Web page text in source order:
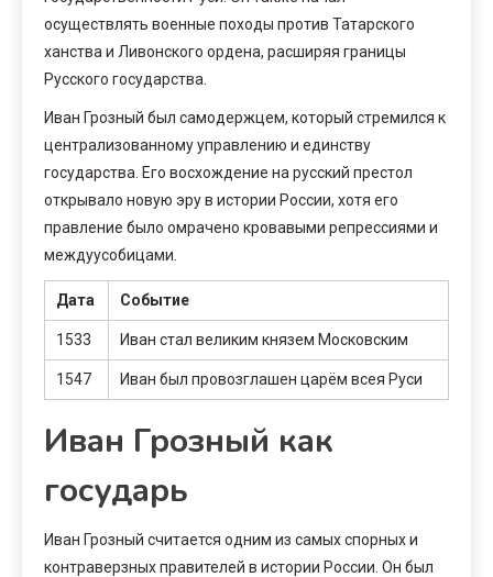
осуществлять военные походы против Татарского
ханства и Ливонского ордена, расширяя границы
Русского государства.
Иван Грозный был самодержцем, который стремился к
централизованному управлению и единству
государства. Его восхождение на русский престол
открывало новую эру в истории России, хотя его
правление было омрачено кровавыми репрессиями и
междуусобицами.
Дата Событие
1533 Иван стал великим князем Московским
1547 Иван был провозглашен царём всея Руси
Иван Грозный как
государь
Иван Грозный считается одним из самых спорных и
контраверзных правителей в истории России. Он был